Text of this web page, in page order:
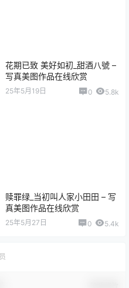
花期已致 美好如初_甜酒八號 –
写真美图作品在线欣赏
25年5月19日 0 5.8k
赎罪绿_当初叫人家小田田 – 写
真美图作品在线欣赏
25年5月27日 0 5.4k